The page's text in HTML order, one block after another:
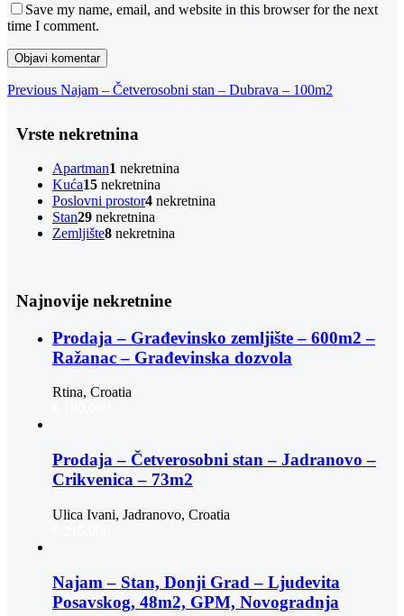
Save my name, email, and website in this browser for the next
time I comment.
Navigacija
Previous
Previous Najam – Četverosobni stan – Dubrava – 100m2
Vrste nekretnina
Apartman1 nekretnina
Kuća15 nekretnina
Poslovni prostor4 nekretnina
Stan29 nekretnina
Zemljište8 nekretnina
Najnovije nekretnine
Prodaja – Građevinsko zemljište – 600m2 –
Ražanac – Građevinska dozvola
Rtina, Croatia
Prodaja – Četverosobni stan – Jadranovo –
Crikvenica – 73m2
Ulica Ivani, Jadranovo, Croatia
Najam – Stan, Donji Grad – Ljudevita
Posavskog, 48m2, GPM, Novogradnja